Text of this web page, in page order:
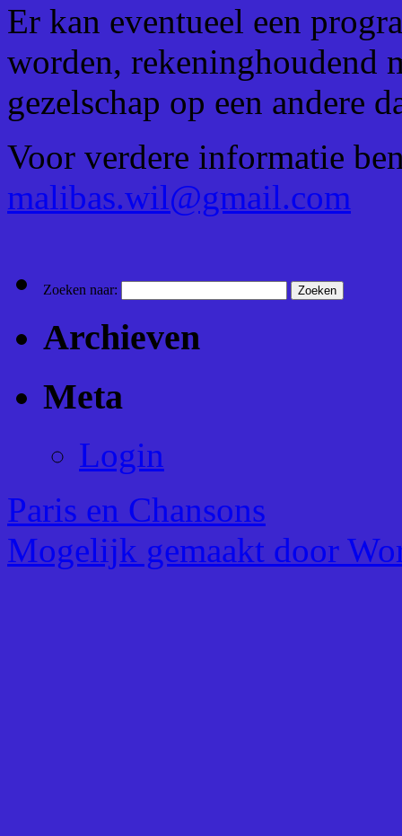
Er kan eventueel een
worden, rekeninghoudend
gezelschap op een andere
Voor verdere informatie
malibas.wil@gmail.com
Zoeken naar:
Archieven
Meta
Login
Paris en Chansons
Mogelijk gemaakt door